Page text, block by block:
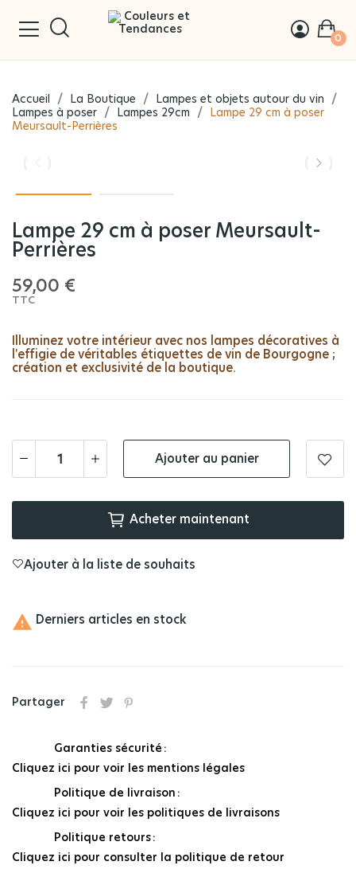
0
Accueil La Boutique
Lampes et objets autour du vin
Lampes à poser
Lampes 29cm
Lampe 29 cm à poser
Meursault-Perrières
Lampe 29 cm à poser Meursault-
Perrières
59,00 €
TTC
Illuminez votre intérieur avec nos lampes décoratives à
l'effigie de véritables étiquettes de vin de Bourgogne ;
création et exclusivité de la boutique.
Ajouter au panier
Acheter maintenant
Ajouter à la liste de souhaits
 Derniers articles en stock
Partager
Garanties sécurité
Cliquez ici pour voir les mentions légales
Politique de livraison
Cliquez ici pour voir les politiques de livraisons
Politique retours
Cliquez ici pour consulter la politique de retour